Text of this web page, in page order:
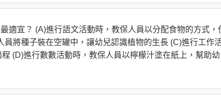
適宜？ (A)進行語文活動時，教保人員以分配食物的方式，
將種子裝在空罐中，讓幼兒認識植物的生長 (C)進行工作
(D)進行數數活動時，教保人員以檸檬汁塗在紙上，幫助